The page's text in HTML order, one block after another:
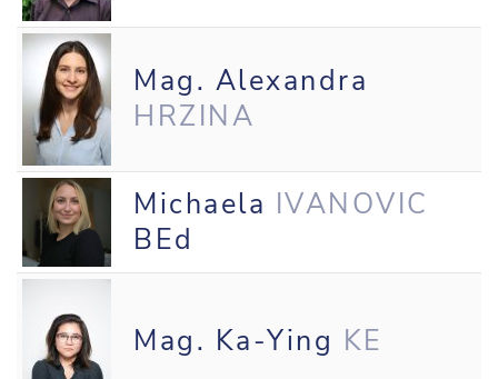
Mag. Alexandra
HRZINA
Michaela IVANOVIC
BEd
Mag. Ka-Ying KE